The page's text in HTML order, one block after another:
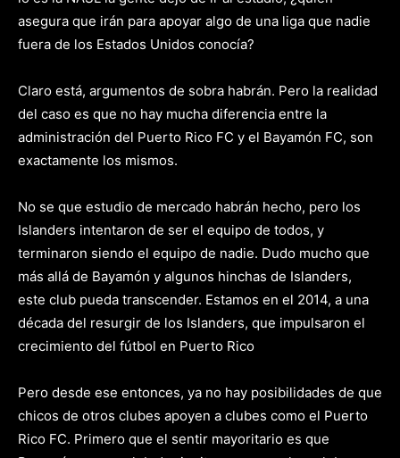
asegura que irán para apoyar algo de una liga que nadie
fuera de los Estados Unidos conocía?
Claro está, argumentos de sobra habrán. Pero la realidad
del caso es que no hay mucha diferencia entre la
administración del Puerto Rico FC y el Bayamón FC, son
exactamente los mismos.
No se que estudio de mercado habrán hecho, pero los
Islanders intentaron de ser el equipo de todos, y
terminaron siendo el equipo de nadie. Dudo mucho que
más allá de Bayamón y algunos hinchas de Islanders,
este club pueda transcender. Estamos en el 2014, a una
década del resurgir de los Islanders, que impulsaron el
crecimiento del fútbol en Puerto Rico
Pero desde ese entonces, ya no hay posibilidades de que
chicos de otros clubes apoyen a clubes como el Puerto
Rico FC. Primero que el sentir mayoritario es que